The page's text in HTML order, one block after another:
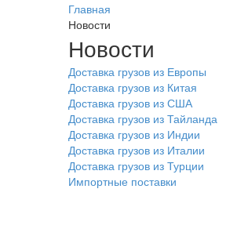
Главная
Новости
Новости
Доставка грузов из Европы
Доставка грузов из Китая
Доставка грузов из США
Доставка грузов из Тайланда
Доставка грузов из Индии
Доставка грузов из Италии
Доставка грузов из Турции
Импортные поставки